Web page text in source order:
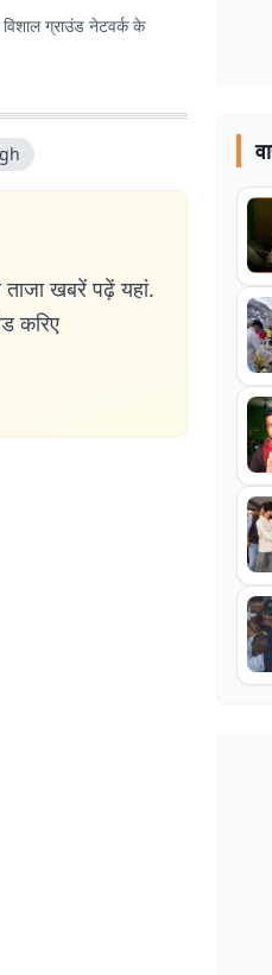
ग्राउंड नेटवर्क के
ताजा खबरें पढ़ें यहां.
करिए